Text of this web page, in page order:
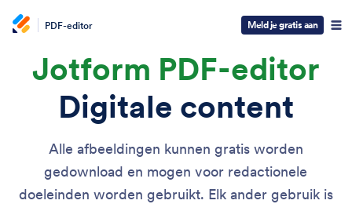
PDF-editor Meld je gratis aan
Jotform PDF-editor
Digitale content
Alle afbeeldingen kunnen gratis worden
gedownload en mogen voor redactionele
doeleinden worden gebruikt. Elk ander gebruik is